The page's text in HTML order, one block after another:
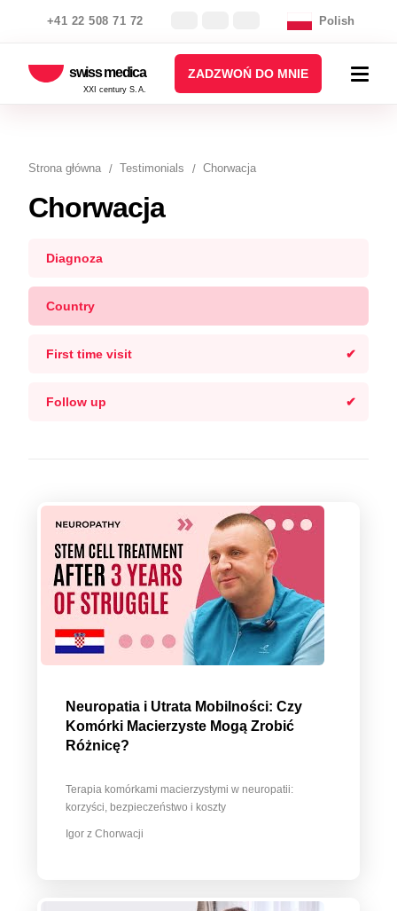
+41 22 508 71 72 Polish
swiss medica
XXI century S.A.
ZADZWOŃ DO MNIE
Strona główna Testimonials Chorwacja
Chorwacja
Diagnoza
Country
First time visit
Follow up
Neuropatia i Utrata Mobilności: Czy
Komórki Macierzyste Mogą Zrobić
Różnicę?
Terapia komórkami macierzystymi w neuropatii:
korzyści, bezpieczeństwo i koszty
Igor z Chorwacji